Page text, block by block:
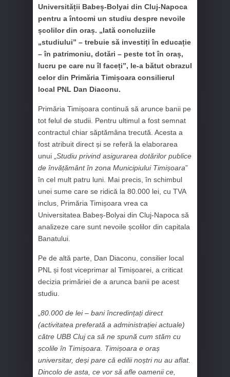
Universității Babeș-Bolyai din Cluj-Napoca
pentru a întocmi un studiu despre nevoile
școlilor din oraș. „Iată concluziile
„studiului” – trebuie să investiți în educație
– în patrimoniu, dotări – peste tot în oraș,
lucru pe care nu îl faceți”, le-a bătut obrazul
celor din Primăria Timișoara consilierul
local PNL Dan Diaconu.
Primăria Timișoara continuă să arunce banii pe
tot felul de studii. Pentru ultimul a fost semnat
contractul chiar săptămâna trecută. Acesta a
fost atribuit direct și se referă la elaborarea
unui „Studiu privind asigurarea dotărilor publice
de învățământ în zona Municipiului Timișoara”
în cel mult patru luni. Mai precis, în schimbul
unei sume care se ridică la 80.000 lei, cu TVA
inclus, Primăria Timișoara vrea ca
Universitatea Babeș-Bolyai din Cluj-Napoca să
analizeze care sunt nevoile școlilor din capitala
Banatului.
Pe de altă parte, Dan Diaconu, consilier local
PNL și fost viceprimar al Timișoarei, a criticat
decizia primăriei de a arunca banii pe acest
studiu.
„80.000 de lei – bani încredințați direct
(activitatea preferată a administrației actuale)
către UBB Cluj ca să ne spună cum stăm cu
școlile în Timișoara. Timișoara e oraș
universitar, deși pare că edilii noștri nu au aflat.
Dincolo de asta, ce vor să afle oamenii ce,